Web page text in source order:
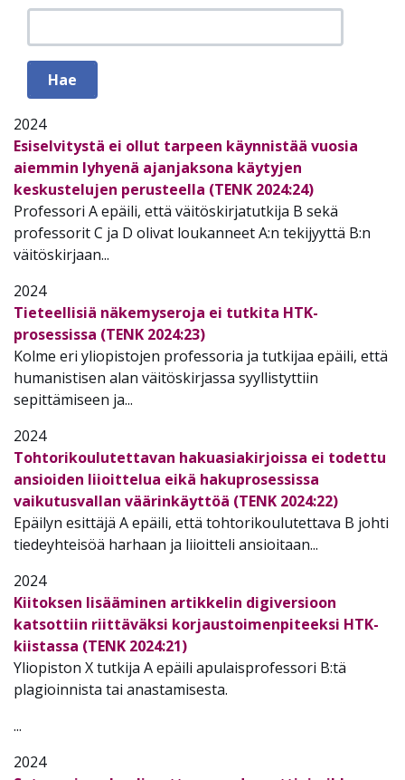
2024
Esiselvitystä ei ollut tarpeen käynnistää vuosia
aiemmin lyhyenä ajanjaksona käytyjen
keskustelujen perusteella (TENK 2024:24)
Professori A epäili, että väitöskirjatutkija B sekä
professorit C ja D olivat loukanneet A:n tekijyyttä B:n
väitöskirjaan...
2024
Tieteellisiä näkemyseroja ei tutkita HTK-
prosessissa (TENK 2024:23)
Kolme eri yliopistojen professoria ja tutkijaa epäili, että
humanistisen alan väitöskirjassa syyllistyttiin
sepittämiseen ja...
2024
Tohtorikoulutettavan hakuasiakirjoissa ei todettu
ansioiden liioittelua eikä hakuprosessissa
vaikutusvallan väärinkäyttöä (TENK 2024:22)
Epäilyn esittäjä Aepäili, että tohtorikoulutettava B johti
tiedeyhteisöä harhaan ja liioitteli ansioitaan...
2024
Kiitoksen lisääminen artikkelin digiversioon
katsottiin riittäväksi korjaustoimenpiteeksi HTK-
kiistassa (TENK 2024:21)
Yliopiston X tutkija A epäili apulaisprofessori B:tä
plagioinnista tai anastamisesta.
...
2024